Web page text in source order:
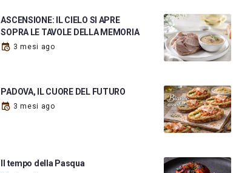
ASCENSIONE: IL CIELO SI APRE
SOPRA LE TAVOLE DELLA MEMORIA
3 mesi ago
PADOVA, IL CUORE DEL FUTURO
3 mesi ago
Il tempo della Pasqua